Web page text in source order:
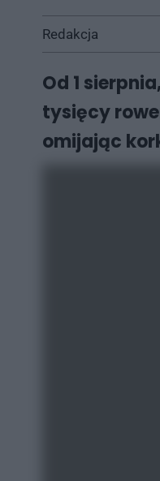
Redakcja
Od 1
tysięcy
omijając